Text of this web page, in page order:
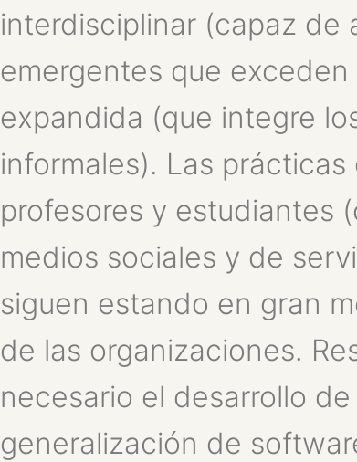
interdisciplinar (capaz de
emergentes que
expandida (que integre
informales). Las
profesores y estudiantes
medios sociales y de
siguen estando en gran
de las organizaciones.
necesario el desarrollo
generalización de